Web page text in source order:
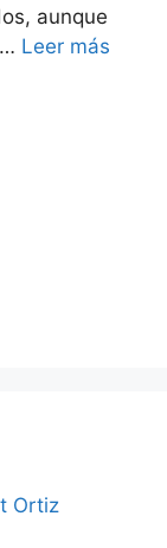
aunque
Leer más
Ortiz